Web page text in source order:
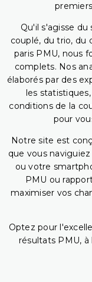
Qu'il s'agisse
couplé, du trio, du
paris PMU, nous
complets. Nos
élaborés par des
les
conditions de la
pour
Notre site est
que vous
ou votre
PMU ou
maximiser vos
Optez pour
résultats PMU, à